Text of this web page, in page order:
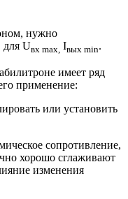
нужно
для Uвх max, Iвых min.
имеет ряд
применение:
или установить
сопротивление,
хорошо сглаживают
изменения